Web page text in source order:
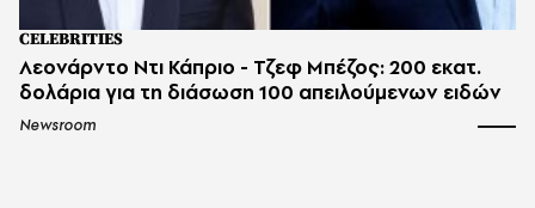
CELEBRITIES
Λεονάρντο Ντι Κάπριο - Τζεφ Μπέζος: 200 εκατ.
δολάρια για τη διάσωση 100 απειλούμενων ειδών
Newsroom